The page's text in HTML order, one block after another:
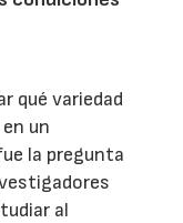
qué variedad
un
la pregunta
al